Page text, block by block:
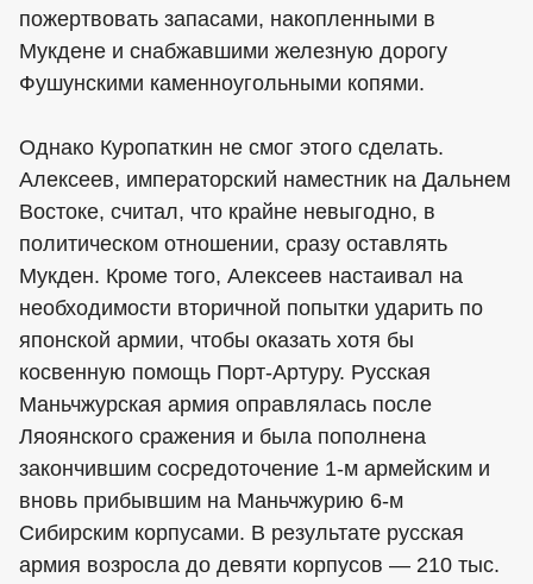
пожертвовать запасами, накопленными в
Мукдене и снабжавшими железную дорогу
Фушунскими каменноугольными копями.
Однако Куропаткин не смог этого сделать.
Алексеев, императорский наместник на Дальнем
Востоке, считал, что крайне невыгодно, в
политическом отношении, сразу оставлять
Мукден. Кроме того, Алексеев настаивал на
необходимости вторичной попытки ударить по
японской армии, чтобы оказать хотя бы
косвенную помощь Порт-Артуру. Русская
Маньчжурская армия оправлялась после
Ляоянского сражения и была пополнена
закончившим сосредоточение 1-м армейским и
вновь прибывшим на Маньчжурию 6-м
Сибирским корпусами. В результате русская
армия возросла до девяти корпусов — 210 тыс.